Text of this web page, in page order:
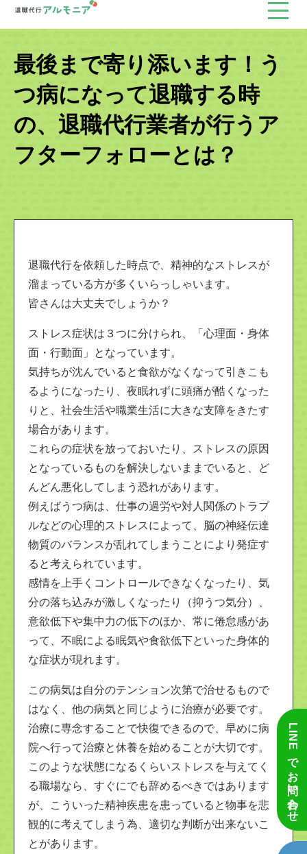
最後まで寄り添います！う
つ病になって退職する時
の、退職代行業者が行うア
フターフォローとは？
退職代行を依頼した時点で、精神的なストレスが
溜まっている方が多くいらっしゃいます。
皆さんは大丈夫でしょうか？
ストレス症状は３つに分けられ、「心理面・身体
面・行動面」となっています。
気持ちが沈んでいると食欲がなくなって引きこも
るようになったり、夜眠れずに頭痛が酷くなった
りと、社会生活や職業生活に大きな支障をきたす
場合があります。
これらの症状を放っておいたり、ストレスの原因
となっているものを解決しないままでいると、ど
んどん悪化してしまう恐れがあります。
例えばうつ病は、仕事の過労や対人関係のトラブ
ルなどの心理的ストレスによって、脳の神経伝達
物質のバランスが乱れてしまうことにより発症す
ると考えられています。
感情を上手くコントロールできなくなったり、気
分の落ち込みが激しくなったり（抑うつ気分）、
意欲低下や集中力の低下のほか、常に倦怠感があ
って、不眠による眠気や食欲低下といった身体的
な症状が現れます。
この病気は自分のテンション次第で治せるもので
はなく、他の病気と同じように治療が必要です。
治療に専念することで快復できるので、早めに病
院へ行って治療と休養を始めることが大切です。
このような状態になるくらいストレスを与えてく
る職場なら、すぐにでも辞めるべきではあります
が、こういった精神疾患を患っていると物事を悲
観的に考えてしまう為、適切な判断が出来ないこ
とがあります。
LINEでお問い合わせ